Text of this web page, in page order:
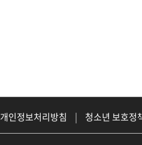
개인정보처리방침 |
청소년 보호정